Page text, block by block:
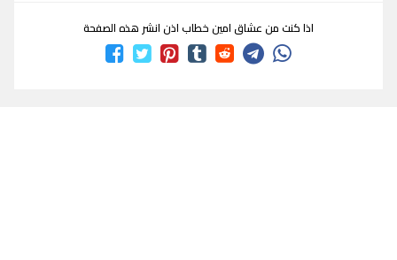
اذا كنت من عشاق امين خطاب اذن انشر هذه الصفحة